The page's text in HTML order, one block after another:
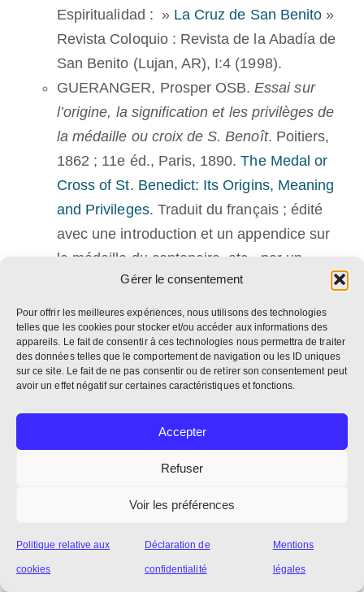
Gérer le consentement
Pour offrir les meilleures expériences, nous utilisons des technologies
telles que les cookies pour stocker et/ou accéder aux informations des
appareils. Le fait de consentir à ces technologies nous permettra de traiter
des données telles que le comportement de navigation ou les ID uniques
sur ce site. Le fait de ne pas consentir ou de retirer son consentement peut
avoir un effet négatif sur certaines caractéristiques et fonctions.
Accepter
Refuser
Voir les préférences
Politique relative aux
cookies
Déclaration de
confidentialité
Mentions
légales
Espiritualidad : » La Cruz de San Benito »
Revista Coloquio : Revista de la Abadía de
San Benito (Lujan, AR), I:4 (1998).
GUERANGER, Prosper OSB.Essai sur
l’origine, la signification et les privilèges de
la médaille ou croix de S. Benoît. Poitiers,
1862 ; 11e éd., Paris, 1890.The Medal or
Cross of St. Benedict: Its Origins, Meaning
and Privileges. Traduit du français ; édité
avec une introduction et un appendice sur
la médaille du centenaire, etc., par un
moine EBC de Douai, France. Londres :
Burns Oates, 1880.
HECHT, Laurence OSB.Der st. Benedikts-
pfennig: Kurzer Bericht über Ursprung,
wunderbare Wirkungen u. Ablässe der
Patriarch der abendländischen Mönche.
Einsiedeln ; New York : Karl und Nikolaus
KNIEL, Cornelius. Die St.
Bedeutung, Ablasse u. wunderbare
Wirkungen. 2. Aufl. Ravensburg : kitz,